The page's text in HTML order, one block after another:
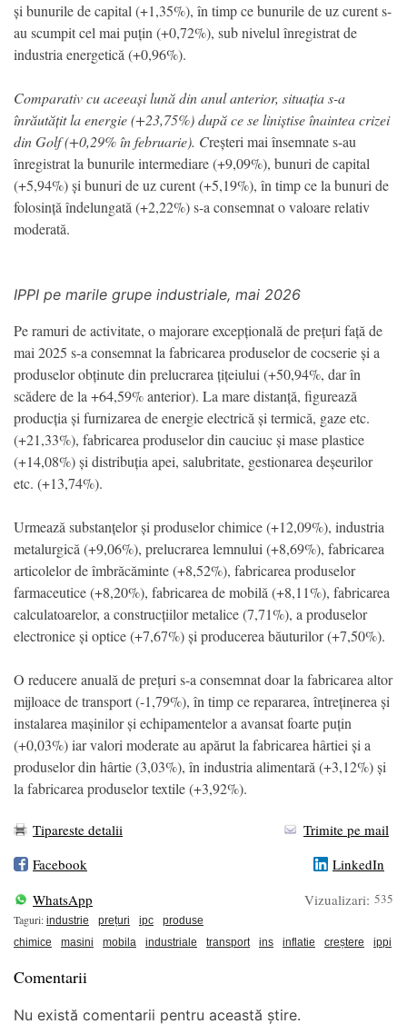
și bunurile de capital (+1,35%), în timp ce bunurile de uz curent s-
au scumpit cel mai puțin (+0,72%), sub nivelul înregistrat de
industria energetică (+0,96%).
Comparativ cu aceeași lună din anul anterior, situația s-a
înrăutățit la energie (+23,75%) după ce se liniștise înaintea crizei
din Golf (+0,29% în februarie). Creșteri mai însemnate s-au
înregistrat la bunurile intermediare (+9,09%), bunuri de capital
(+5,94%) și bunuri de uz curent (+5,19%), în timp ce la bunuri de
folosință îndelungată (+2,22%) s-a consemnat o valoare relativ
moderată.
IPPI pe marile grupe industriale, mai 2026
Pe ramuri de activitate, o majorare excepțională de prețuri față de
mai 2025 s-a consemnat la fabricarea produselor de cocserie și a
produselor obținute din prelucrarea țițeiului (+50,94%, dar în
scădere de la +64,59% anterior). La mare distanță, figurează
producția și furnizarea de energie electrică și termică, gaze etc.
(+21,33%), fabricarea produselor din cauciuc și mase plastice
(+14,08%) și distribuția apei, salubritate, gestionarea deșeurilor
etc. (+13,74%).
Urmează substanțelor și produselor chimice (+12,09%), industria
metalurgică (+9,06%), prelucrarea lemnului (+8,69%), fabricarea
articolelor de îmbrăcăminte (+8,52%), fabricarea produselor
farmaceutice (+8,20%), fabricarea de mobilă (+8,11%), fabricarea
calculatoarelor, a construcțiilor metalice (7,71%), a produselor
electronice și optice (+7,67%) și producerea băuturilor (+7,50%).
O reducere anuală de prețuri s-a consemnat doar la fabricarea altor
mijloace de transport (-1,79%), în timp ce repararea, întreținerea și
instalarea mașinilor și echipamentelor a avansat foarte puțin
(+0,03%) iar valori moderate au apărut la fabricarea hârtiei și a
produselor din hârtie (3,03%), în industria alimentară (+3,12%) și
la fabricarea produselor textile (+3,92%).
Tipareste detalii
Trimite pe mail
Facebook
LinkedIn
WhatsApp
Vizualizari: 535
Taguri: industrie prețuri ipc
produse
chimice
masini mobila industriale transport ins inflatie creștere ippi
Comentarii
Nu există comentarii pentru această știre.